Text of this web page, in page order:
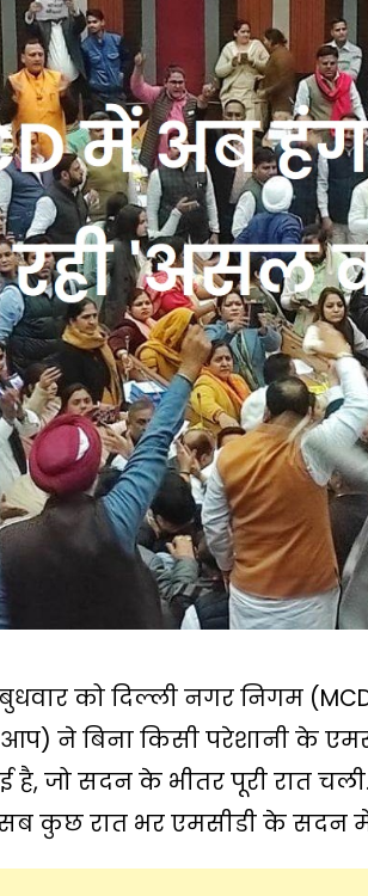
को दिल्ली नगर निगम
ने बिना किसी परेशानी के
सदन के भीतर पूरी रात चली.
कुछ रात भर एमसीडी के सदन